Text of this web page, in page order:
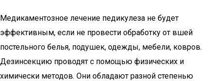
Медикаментозное лечение педикулеза не будет
эффективным, если не провести обработку от вшей
постельного белья, подушек, одежды, мебели, ковров.
Дезинсекцию проводят с помощью физических и
химически методов. Они обладают разной степенью